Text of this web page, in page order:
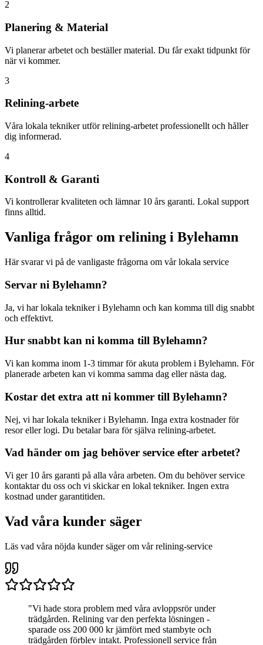
2
Planering & Material
Vi planerar arbetet och beställer material. Du får exakt tidpunkt för
när vi kommer.
3
Relining-arbete
Våra lokala tekniker utför relining-arbetet professionellt och håller
dig informerad.
4
Kontroll & Garanti
Vi kontrollerar kvaliteten och lämnar 10 års garanti. Lokal support
finns alltid.
Vanliga frågor om relining i Bylehamn
Här svarar vi på de vanligaste frågorna om vår lokala service
Servar ni Bylehamn?
Ja, vi har lokala tekniker i Bylehamn och kan komma till dig snabbt
och effektivt.
Hur snabbt kan ni komma till Bylehamn?
Vi kan komma inom 1-3 timmar för akuta problem i Bylehamn. För
planerade arbeten kan vi komma samma dag eller nästa dag.
Kostar det extra att ni kommer till Bylehamn?
Nej, vi har lokala tekniker i Bylehamn. Inga extra kostnader för
resor eller logi. Du betalar bara för själva relining-arbetet.
Vad händer om jag behöver service efter arbetet?
Vi ger 10 års garanti på alla våra arbeten. Om du behöver service
kontaktar du oss och vi skickar en lokal tekniker. Ingen extra
kostnad under garantitiden.
Vad våra kunder säger
Läs vad våra nöjda kunder säger om vår relining-service
"Vi hade stora problem med våra avloppsrör under
trädgården. Relining var den perfekta lösningen -
sparade oss 200 000 kr jämfört med stambyte och
trädgården förblev intakt. Professionell service från